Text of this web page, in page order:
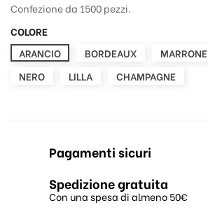
Confezione da 1500 pezzi.
COLORE
ARANCIO
BORDEAUX MARRONE
NERO
LILLA CHAMPAGNE
Pagamenti sicuri
Spedizione gratuita
Con una spesa di almeno 50€